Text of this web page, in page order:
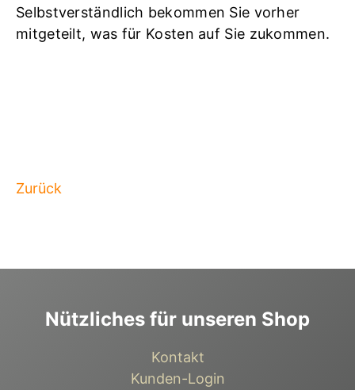
Selbstverständlich bekommen Sie vorher
mitgeteilt, was für Kosten auf Sie zukommen.
Zurück
Nützliches für unseren Shop
Kontakt
Kunden-Login